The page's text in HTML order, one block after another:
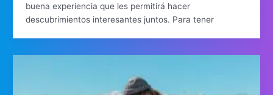
buena experiencia que les permitirá hacer
descubrimientos interesantes juntos. Para tener